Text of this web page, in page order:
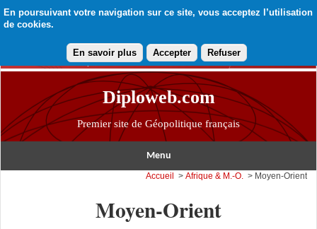
En poursuivant votre navigation sur ce site, vous acceptez l’utilisation
de cookies.
En savoir plus Accepter Refuser
Diploweb.com
Premier site de Géopolitique français
Menu
Accueil >Afrique & M.-O. > Moyen-Orient
Moyen-Orient